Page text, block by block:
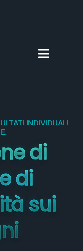
INDIVIDUALI
di
di
sui